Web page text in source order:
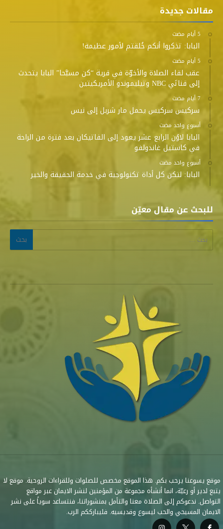
مقالات جديدة
البابا: تذكروا أنكم خُلقتم لأمور عظيمة!
عقب لقاء الصلاة والأخوّة في قرية “كن مسبَّحا” البابا يتحدث
إلى قناتَي NBC وتيليموندو الأمريكيتين
سركيس سركيس يحمل مار شربل إلى نيس
‫‫‫‏‫أسبوع واحد مضت‬
البابا لاوُن الرابع عشر يعود إلى الفاتيكان بعد فترة من الراحة
في كاستيل غاندولفو
‫‫‫‏‫أسبوع واحد مضت‬
البابا: لتكن كل أداة تكنولوجية في خدمة الحقيقة والخير
للبحث عن مقال معيّن
البحث عن:
موقع يسوعنا يرحب بكم. هذا الموقع مخصص للصلوات وللقراءات الروحية. موقع لا
يتبع لدير أو رعيّة، انما أنشأه مجموعة من المؤمنين لنشر الايمان عبر مواقع
التواصل. ندعوكم إلى الصلاة معنا والتأمل بمنشوراتنا، فنتساعد سوياً على نشر
الايمان المسيحي والحب ليسوع وقديسيه. فليبارككم الرب.